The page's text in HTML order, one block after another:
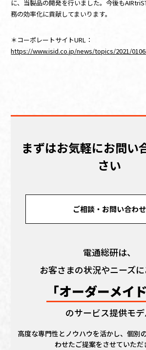
に、当製品の開発を行いました。今後も
務の効率化に貢献してまいります。
＊コーポレートサイトURL：
https://www.isid.co.jp/news/topics/2021/
まずはお気軽にお問い
さい
ご相談・お問い合わせ
電通総研は、
お客さまの状況やニーズ
「オーダーメイ
のサービス提供モ
高度な専門性とノウハウを活かし、個別
わせたご提案をさせていただ